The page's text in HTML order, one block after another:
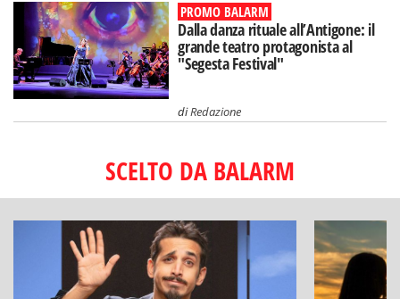
PROMO BALARM
Dalla danza rituale all’Antigone: il
grande teatro protagonista al
"Segesta Festival"
diRedazione
SCELTO DA BALARM